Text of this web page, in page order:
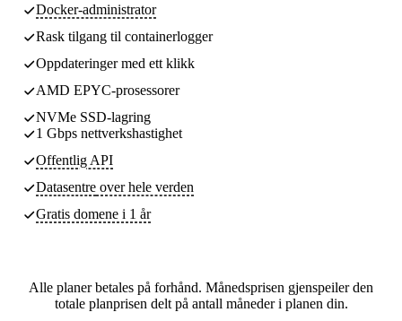
Docker-administrator
Rask tilgang til containerlogger
Oppdateringer med ett klikk
AMD EPYC-prosessorer
NVMe SSD-lagring
1 Gbps nettverkshastighet
Offentlig API
Datasentre over hele verden
Gratis domene i 1 år
Alle planer betales på forhånd. Månedsprisen gjenspeiler den
totale planprisen delt på antall måneder i planen din.